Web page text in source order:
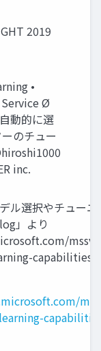
2019
•
Ø
動的に選
のチュー
inc.
ル選択やチュー
」より
capabilities-